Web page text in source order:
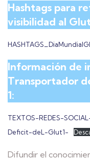
Hashtags para
visibilidad al
Información de
Transportador
1:
TEXTOS-REDES-
Deficit-deL-Glut1-
Difundir el